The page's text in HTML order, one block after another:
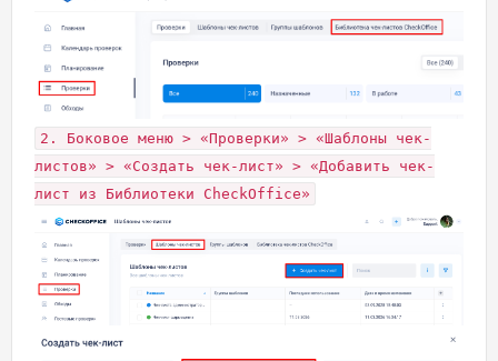
2. Боковое меню > «Проверки» > «Шаблоны чек-
листов» > «Создать чек-лист» > «Добавить чек-
лист из Библиотеки CheckOffice»